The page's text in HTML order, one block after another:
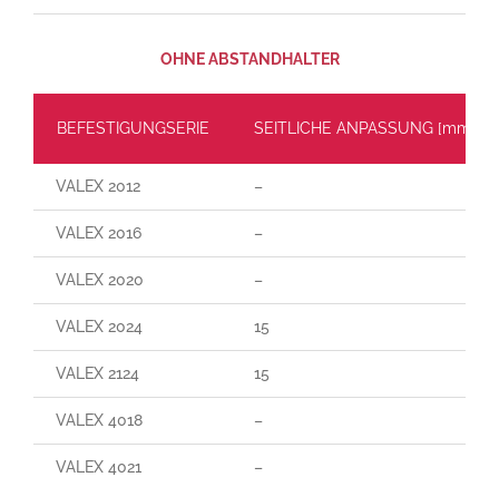
OHNE ABSTANDHALTER
BEFESTIGUNGSERIE SEITLICHE ANPASSUNG [mm]
VALEX 2012 –
VALEX 2016 –
VALEX 2020 –
VALEX 2024 15
VALEX 2124 15
VALEX 4018 –
VALEX 4021 –